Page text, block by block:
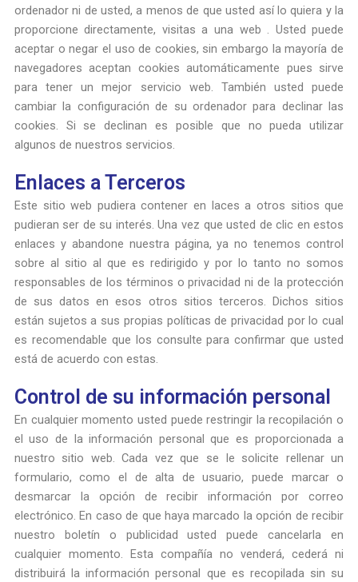
ordenador ni de usted, a menos de que usted así lo quiera y la
proporcione directamente, visitas a una web . Usted puede
aceptar o negar el uso de cookies, sin embargo la mayoría de
navegadores aceptan cookies automáticamente pues sirve
para tener un mejor servicio web. También usted puede
cambiar la configuración de su ordenador para declinar las
cookies. Si se declinan es posible que no pueda utilizar
algunos de nuestros servicios.
Enlaces a Terceros
Este sitio web pudiera contener en laces a otros sitios que
pudieran ser de su interés. Una vez que usted de clic en estos
enlaces y abandone nuestra página, ya no tenemos control
sobre al sitio al que es redirigido y por lo tanto no somos
responsables de los términos o privacidad ni de la protección
de sus datos en esos otros sitios terceros. Dichos sitios
están sujetos a sus propias políticas de privacidad por lo cual
es recomendable que los consulte para confirmar que usted
está de acuerdo con estas.
Control de su información personal
En cualquier momento usted puede restringir la recopilación o
el uso de la información personal que es proporcionada a
nuestro sitio web. Cada vez que se le solicite rellenar un
formulario, como el de alta de usuario, puede marcar o
desmarcar la opción de recibir información por correo
electrónico. En caso de que haya marcado la opción de recibir
nuestro boletín o publicidad usted puede cancelarla en
cualquier momento. Esta compañía no venderá, cederá ni
distribuirá la información personal que es recopilada sin su